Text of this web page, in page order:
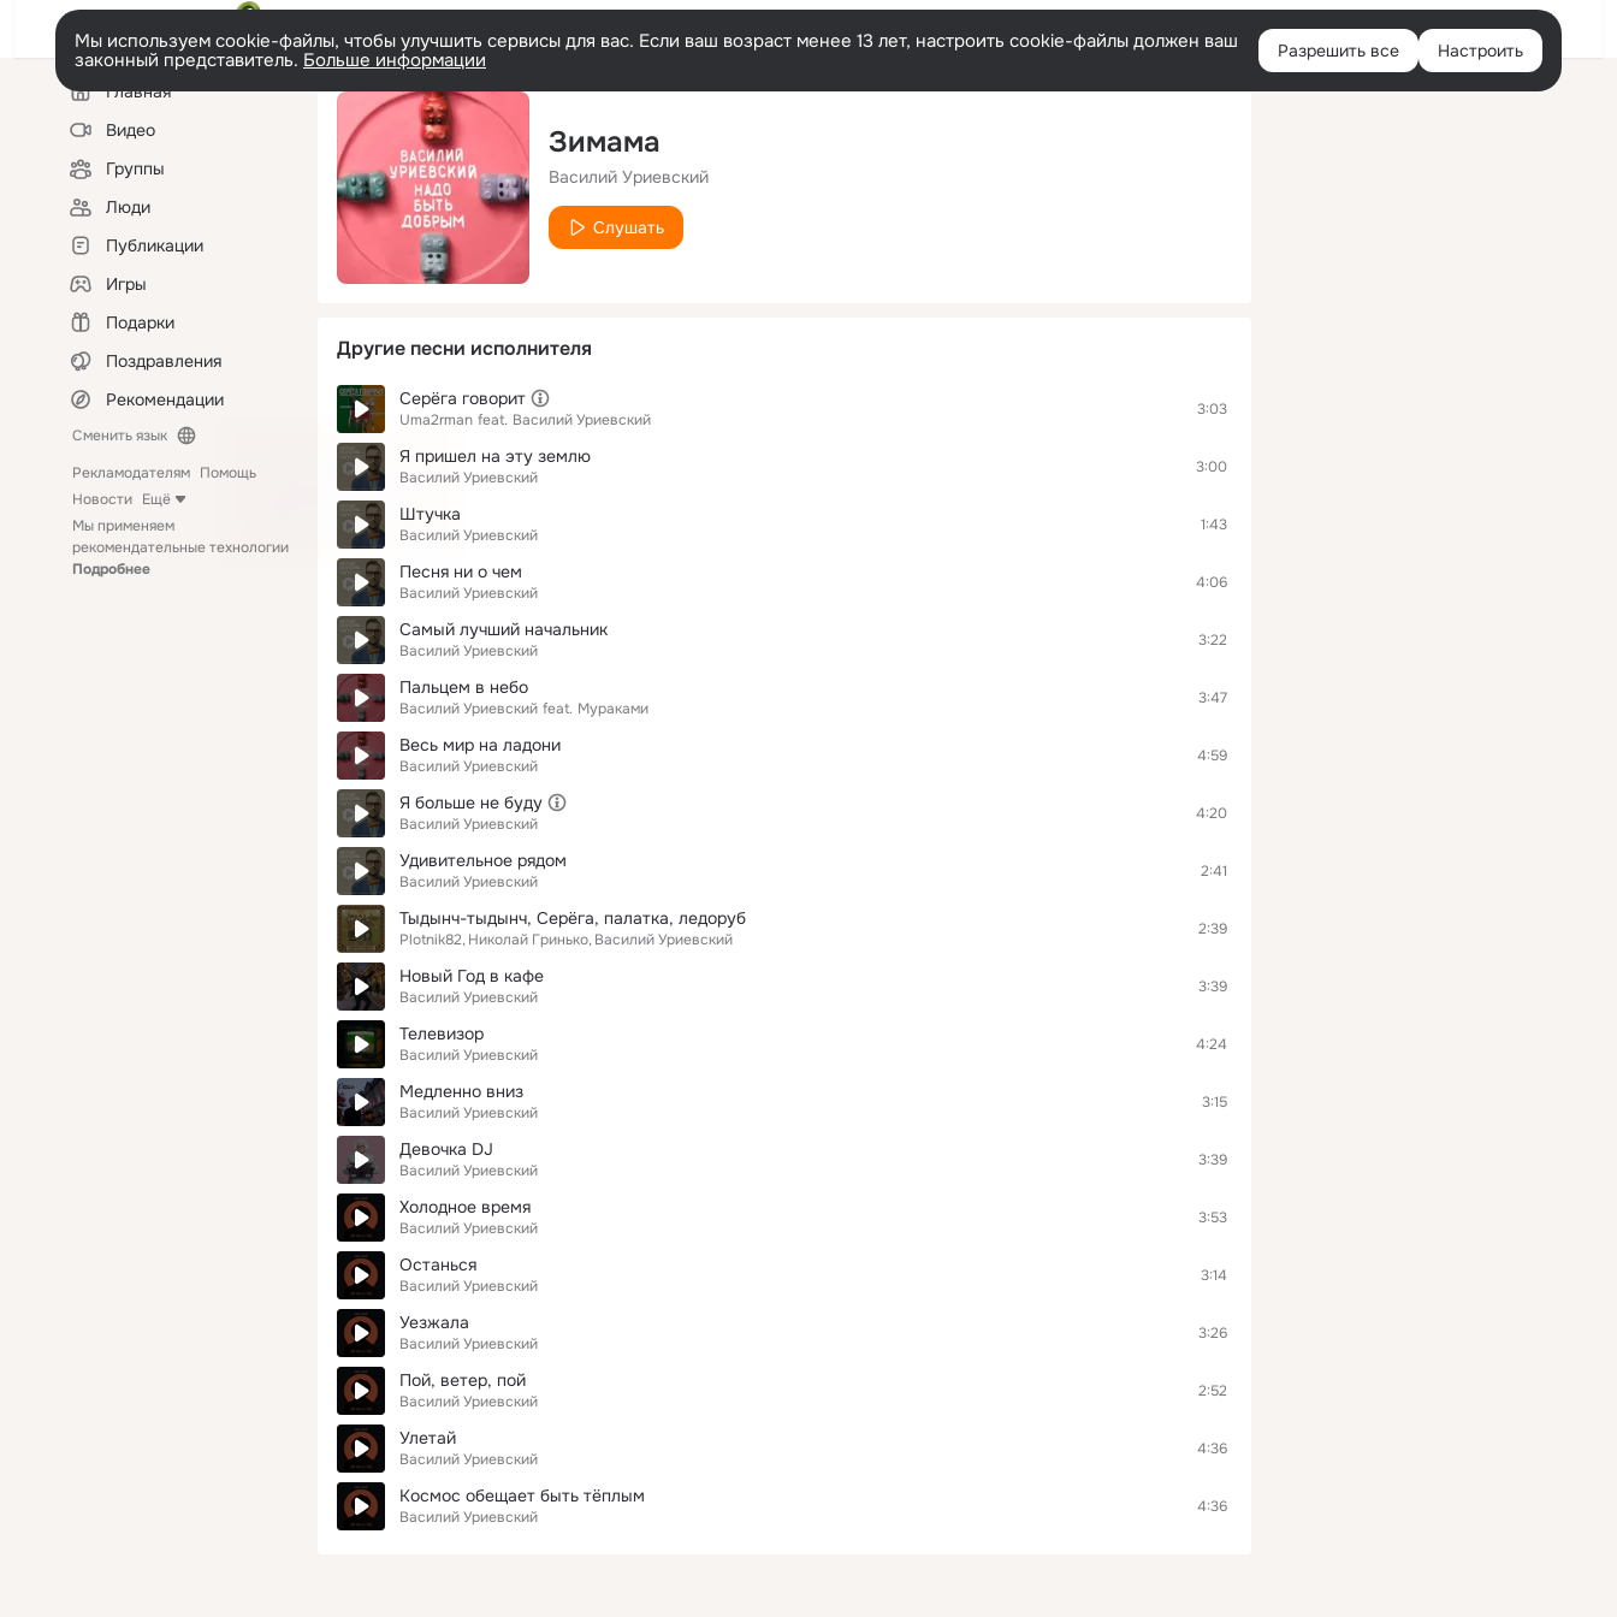
Войти
Мы используем cookie-файлы, чтобы улучшить сервисы для вас. Если ваш возраст менее 13 лет, настроить cookie-файлы должен ваш
законный представитель. Больше информации Разрешить все Настроить
Левая
колонкаГлавная
Видео
Группы
Люди
Публикации
Игры
Подарки
Поздравления
Рекомендации
Сменить язык
Рекламодателям Помощь
Новости Ещё
Мы применяем
рекомендательные технологии
Подробнее
Зимама
Василий Уриевский
Слушать
Другие песни исполнителя
Серёга говорит
Uma2rman feat. Василий Уриевский
3:03
Я пришел на эту землю
Василий Уриевский
3:00
Штучка
Василий Уриевский
1:43
Песня ни о чем
Василий Уриевский
4:06
Самый лучший начальник
Василий Уриевский
3:22
Пальцем в небо
Василий Уриевский feat. Мураками
3:47
Весь мир на ладони
Василий Уриевский
4:59
Я больше не буду
Василий Уриевский
4:20
Удивительное рядом
Василий Уриевский
2:41
Тыдынч-тыдынч, Серёга, палатка, ледоруб
Plotnik82 Николай Гринько Василий Уриевский
2:39
Новый Год в кафе
Василий Уриевский
3:39
Телевизор
Василий Уриевский
4:24
Медленно вниз
Василий Уриевский
3:15
Девочка DJ
Василий Уриевский
3:39
Холодное время
Василий Уриевский
3:53
Останься
Василий Уриевский
3:14
Уезжала
Василий Уриевский
3:26
Пой, ветер, пой
Василий Уриевский
2:52
Улетай
Василий Уриевский
4:36
Космос обещает быть тёплым
Василий Уриевский
4:36